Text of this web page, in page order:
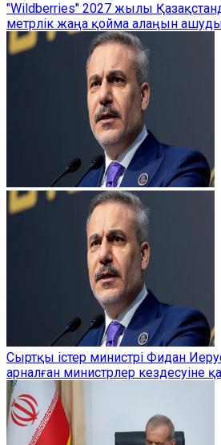
"Wildberries" 2027 жылы
метрлік жаңа қойма алаңын
Сыртқы істер министрі Фидан
арналған министрлер кездесуіне